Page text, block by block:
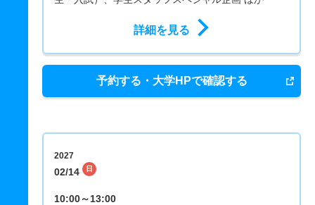
詳細を見る
予約する・大学HPで確認する
2027
02/14 日
10:00～13:00